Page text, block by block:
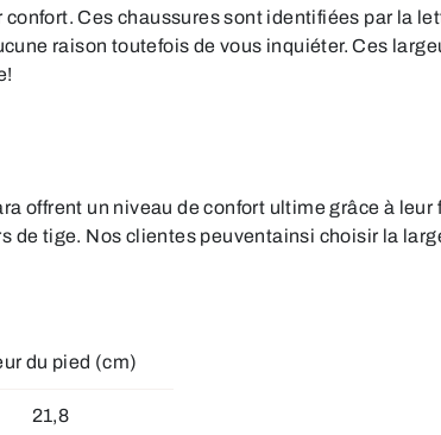
Ces chaussures sont identifiées par la
raison toutefois de vous inquiéter. Ces
offrent un niveau de confort ultime grâce à
de tige. Nos clientes peuventainsi choisir la
du pied (cm)
21,8